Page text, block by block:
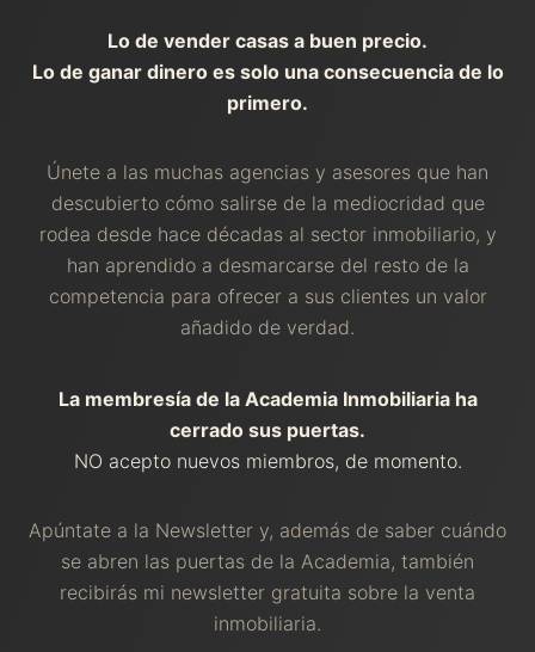
Lo de vender casas a buen precio.
Lo de ganar dinero es solo una consecuencia de lo
primero.
Únete a las muchas agencias y asesores que han
descubierto cómo salirse de la mediocridad que
rodea desde hace décadas al sector inmobiliario, y
han aprendido a desmarcarse del resto de la
competencia para ofrecer a sus clientes un valor
añadido de verdad.
La membresía de la Academia Inmobiliaria ha
cerrado sus puertas.
NO acepto nuevos miembros, de momento.
Apúntate a la Newsletter y, además de saber cuándo
se abren las puertas de la Academia, también
recibirás mi newsletter gratuita sobre la venta
inmobiliaria.